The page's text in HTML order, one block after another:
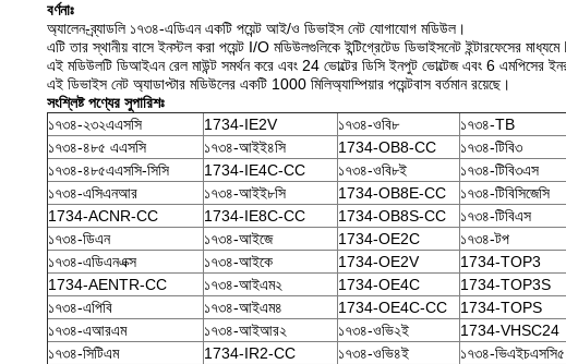
বর্ণনাঃ
অ্যালেন-ব্র্যাডলি ১৭৩৪-এডিএন একটি পয়েন্ট আই/ও ডিভাইস নেট যোগাযোগ মডিউল।
এটি তার স্থানীয় বাসে ইনস্টল করা পয়েন্ট I/O মডিউলগুলিকে ইন্টিগ্রেটেড ডিভাইসনেট ইন্টারফেসের
এই মডিউলটি ডিআইএন রেল মাউন্ট সমর্থন করে এবং 24 ভোল্টের ডিসি ইনপুট ভোল্টেজ এবং 6 এমপিসের
এই ডিভাইস নেট অ্যাডাপ্টার মডিউলের একটি 1000 মিলিঅ্যাম্পিয়ার পয়েন্টবাস বর্তমান রয়েছে।
সংশ্লিষ্ট পণ্যের সুপারিশঃ
১৭৩৪-২৩২এএসসি
1734-IE2V ১৭৩৪-ওবি৮
১৭৩৪-TB
১৭৩৪-৪৮৫ এএসসি
১৭৩৪-আইই৪সি 1734-OB8-CC
১৭৩৪-টিবি৩
১৭৩৪-৪৮৫এএসসি-সিসি
1734-IE4C-CC ১৭৩৪-ওবি৮ই
১৭৩৪-টিবি৩এস
১৭৩৪-এসিএনআর
১৭৩৪-আইই৮সি 1734-OB8E-CC
১৭৩৪-টিবিসিজেসি
1734-ACNR-CC
1734-IE8C-CC 1734-OB8S-CC
১৭৩৪-টিবিএস
১৭৩৪-ডিএন
১৭৩৪-আইজে 1734-OE2C
১৭৩৪-টপ
১৭৩৪-এডিএনএক্স
১৭৩৪-আইকে 1734-OE2V
1734-TOP3
1734-AENTR-CC
১৭৩৪-আইএম২ 1734-OE4C
1734-TOP3S
১৭৩৪-এপিবি
১৭৩৪-আইএম৪ 1734-OE4C-CC
1734-TOPS
১৭৩৪-এআরএম
১৭৩৪-আইআর২ ১৭৩৪-ওভি২ই
1734-VHSC24
১৭৩৪-সিটিএম
1734-IR2-CC ১৭৩৪-ওভি৪ই
১৭৩৪-ভিএইচএসসি৫